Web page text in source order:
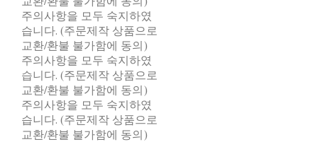
주의사항을 모두 숙지하였
습니다. (주문제작 상품으로
교환/환불 불가함에 동의)
주의사항을 모두 숙지하였
습니다. (주문제작 상품으로
교환/환불 불가함에 동의)
주의사항을 모두 숙지하였
습니다. (주문제작 상품으로
교환/환불 불가함에 동의)